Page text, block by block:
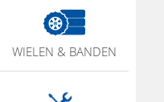
WIELEN & BANDEN